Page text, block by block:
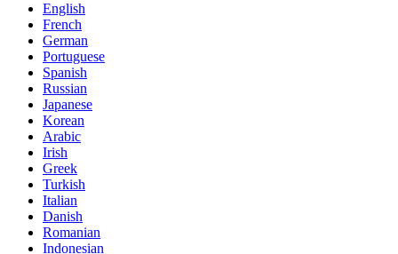
English
French
German
Portuguese
Spanish
Russian
Japanese
Korean
Arabic
Irish
Greek
Turkish
Italian
Danish
Romanian
Indonesian